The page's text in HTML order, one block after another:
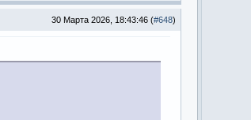
30 Марта 2026, 18:43:46 (#648)